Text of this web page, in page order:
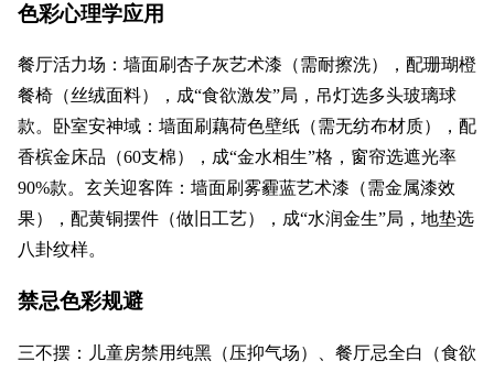
色彩心理学应用
餐厅活力场：墙面刷杏子灰艺术漆（需耐擦洗），配珊瑚橙
餐椅（丝绒面料），成“食欲激发”局，吊灯选多头玻璃球
款。卧室安神域：墙面刷藕荷色壁纸（需无纺布材质），配
香槟金床品（60支棉），成“金水相生”格，窗帘选遮光率
90%款。玄关迎客阵：墙面刷雾霾蓝艺术漆（需金属漆效
果），配黄铜摆件（做旧工艺），成“水润金生”局，地垫选
八卦纹样。
禁忌色彩规避
三不摆：儿童房禁用纯黑（压抑气场）、餐厅忌全白（食欲